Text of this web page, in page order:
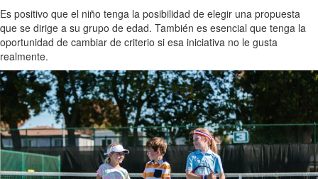
Es positivo que el niño tenga la posibilidad de elegir una propuesta
que se dirige a su grupo de edad. También es esencial que tenga la
oportunidad de cambiar de criterio si esa iniciativa no le gusta
realmente.